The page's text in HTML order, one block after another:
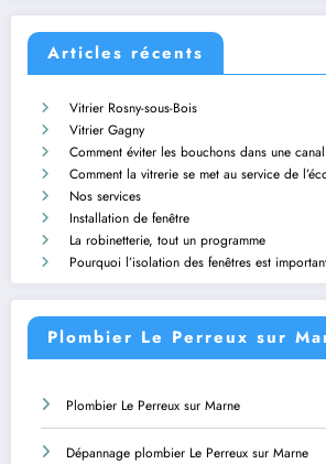
Articles récents
Vitrier Rosny-sous-Bois
Vitrier Gagny
Comment éviter les bouchons dans une
Comment la vitrerie se met au service de
Nos services
Installation de fenêtre
La robinetterie, tout un programme
Pourquoi l’isolation des fenêtres est
Plombier Le Perreux sur
Plombier Le Perreux sur Marne
Dépannage plombier Le Perreux sur Marne